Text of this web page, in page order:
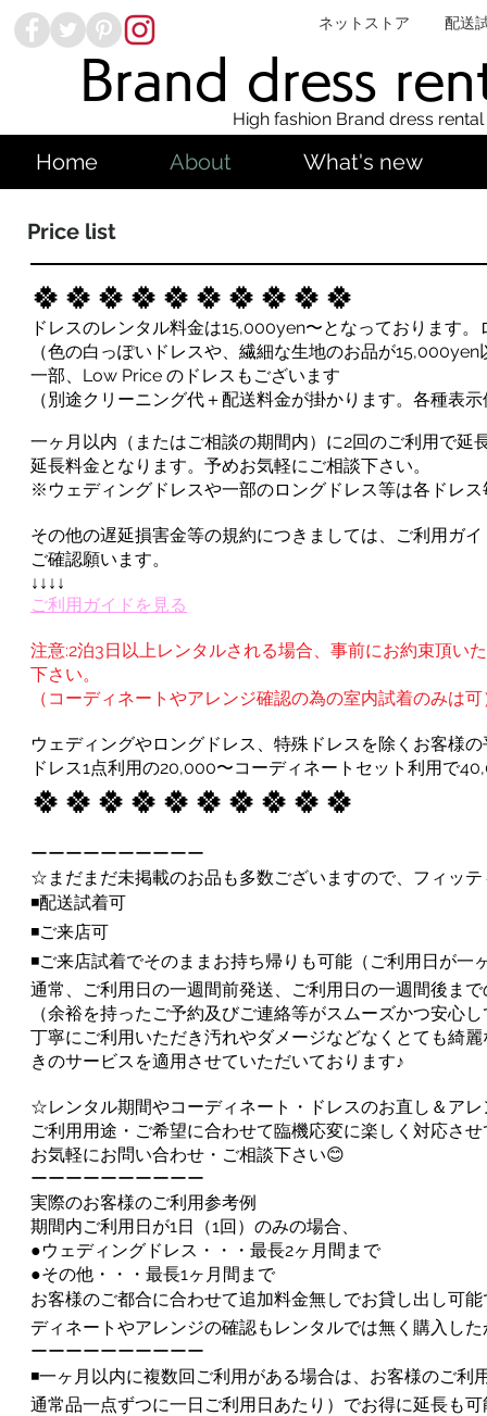
ネットストア 配送
Brand dress
High fashion Brand dress
Home About What's new
Price list
🍀 🍀🍀🍀🍀🍀🍀🍀🍀🍀
ドレスのレンタル料金は15,000yen〜となっております
（色の白っぽいドレスや、繊細な生地のお品が
一部、Low Price のドレスもございます
（別途クリーニング代＋配送料金が掛かります。各種表
一ヶ月以内（またはご相談の期間内）に2回のご利用で
延長料金となります。予めお気軽にご相談下さい。
※ウェディングドレスや一部のロングドレス等は各ドレス
その他の遅延損害金等の規約につきましては、ご利用ガ
ご確認願います。
↓↓↓↓
ご利用ガイドを見る
注意:2泊3日以上レンタルされる場合、事前にお約束頂い
下さい。
（コーディネートやアレンジ確認の為の室内試着のみは可
ウェディングやロングドレス、特殊ドレスを除くお客様
ドレス1点利用の20,000〜コーディネートセット利用で
🍀 🍀🍀🍀🍀🍀🍀🍀🍀🍀
ーーーーーーーーーー
☆まだまだ未掲載のお品も多数ございますので、フィッ
◾️配送試着可
◾️ご来店可
◾️ご来店試着でそのままお持ち帰りも可能（ご利用日が一
通常、ご利用日の一週間前発送、ご利用日の一週間後ま
（余裕を持ったご予約及びご連絡等がスムーズかつ安心
丁寧にご利用いただき汚れやダメージなどなくとても綺
きのサービスを適用させていただいております♪
☆レンタル期間やコーディネート・ドレスのお直し＆ア
ご利用用途・ご希望に合わせて臨機応変に楽しく対応さ
お気軽にお問い合わせ・ご相談下さい😊
ーーーーーーーーーー
実際のお客様のご利用参考例
期間内ご利用日が1日（1回）のみの場合、
●ウェディングドレス・・・最長2ヶ月間まで
●その他・・・最長1ヶ月間まで
お客様のご都合に合わせて追加料金無しでお貸し出し可
ディネートやアレンジの確認もレンタルでは無く購入し
ーーーーーーーーーー
◾️一ヶ月以内に複数回ご利用がある場合は、お客様のご
通常品一点ずつに一日ご利用日あたり）でお得に延長も